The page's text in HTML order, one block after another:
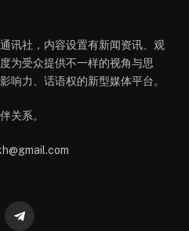
讯社，内容设置有新闻资讯、观
为受众提供不一样的视角与思
响力、话语权的新型媒体平台。
关系。
Telegram